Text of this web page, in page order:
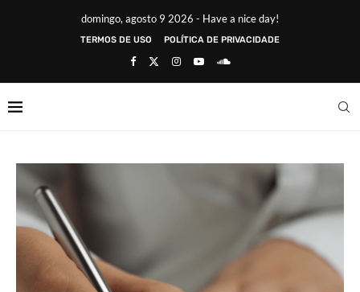
domingo, agosto 9 2026 - Have a nice day!
TERMOS DE USO POLÍTICA DE PRIVACIDADE